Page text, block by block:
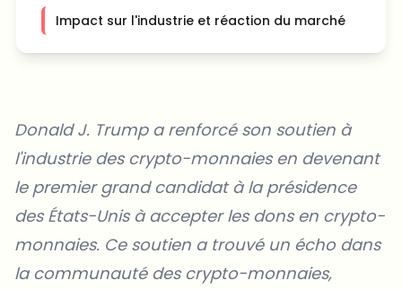
Impact sur l'industrie et réaction du marché
Donald J. Trump a renforcé son soutien à
l'industrie des crypto-monnaies en devenant
le premier grand candidat à la présidence
des États-Unis à accepter les dons en crypto-
monnaies. Ce soutien a trouvé un écho dans
la communauté des crypto-monnaies,